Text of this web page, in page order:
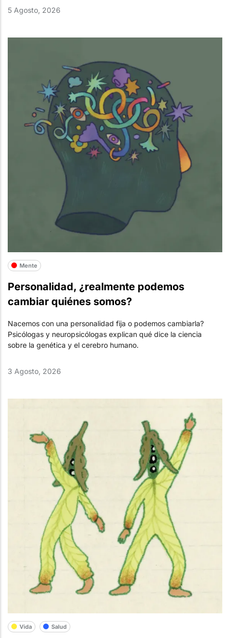
5 Agosto, 2026
Mente
Personalidad, ¿realmente podemos
cambiar quiénes somos?
Nacemos con una personalidad fija o podemos cambiarla?
Psicólogas y neuropsicólogas explican qué dice la ciencia
sobre la genética y el cerebro humano.
3 Agosto, 2026
Vida Salud